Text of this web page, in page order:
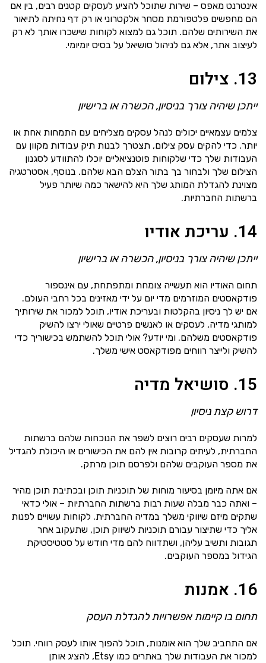
אינטרנט מאפס – שירות שתוכל להציע לעסקים קטנים רבים, בין אם
הם מחפשים פלטפורמת מסחר אלקטרוני או רק דף נחיתה לתיאור
את השירותים שלהם. תוכל גם למצוא לקוחות שישכרו אותך לא רק
לעיצוב אתר, אלא גם לניהול סושיאל על בסיס יומיומי.
13. צילום
ייתכן שיהיה צורך בניסיון, הכשרה או ברישיון
צלמים עצמאיים יכולים לנהל עסקים מצליחים עם התמחות אחת או
יותר. כדי להקים עסק צילום, תצטרך לבנות תיק עבודות מקוון עם
העבודות שלך כדי שלקוחות פוטנציאליים יוכלו להתוודע לסגנון
הצילום שלך ולבחור בך בתור הצלם הבא שלהם. בנוסף, אסטרטגיה
מצוינת להגדלת המותג שלך היא להישאר כמה שיותר פעיל
ברשתות החברתיות.
14. עריכת אודיו
ייתכן שיהיה צורך בניסיון, הכשרה או ברישיון
תחום האודיו הוא תעשייה צומחת ומתפתחת, עם אינספור
פודקאסטים המוזרמים מדי יום על ידי מאזינים בכל רחבי העולם.
אם יש לך ניסיון בהקלטות ובעריכת אודיו, תוכל למכור את שירותיך
למותגי מדיה, לעסקים או לאנשים פרטיים שאולי ירצו להשיק
פודקאסטים משלהם. ומי יודע? אולי תוכל להשתמש בכישוריך כדי
להשיק ולייצר רווחים מפודקאסט אישי משלך.
15. סושיאל מדיה
דרוש קצת ניסיון
למרות שעסקים רבים רוצים לשפר את הנוכחות שלהם ברשתות
החברתית, לעיתים קרובות אין להם את הכישורים או היכולת להגדיל
את מספר העוקבים שלהם ולפרסם תוכן מרתק.
אם אתה מיומן בסיעור מוחות של תוכניות תוכן ובכתיבת תוכן מהיר
– ואתה כבר מבלה שעות רבות ברשתות החברתיות – אולי כדאי
שתקים מיזם שיווקי משלך במדיה החברתית. לקוחות עשויים לפנות
אליך כדי שתיצור עבורם תוכניות לשיווק תוכן, שתעקוב אחר
תגובות ותשיב עליהן, ושתדווח להם מדי חודש על סטטיסטיקת
הגידול במספר העוקבים.
16. אמנות
תחום בו קיימות אפשרויות להגדלת העסק
אם התחביב שלך הוא אומנות, תוכל להפוך אותו לעסק רווחי. תוכל
למכור את העבודות שלך באתרים כמו Etsy, להציג אותן